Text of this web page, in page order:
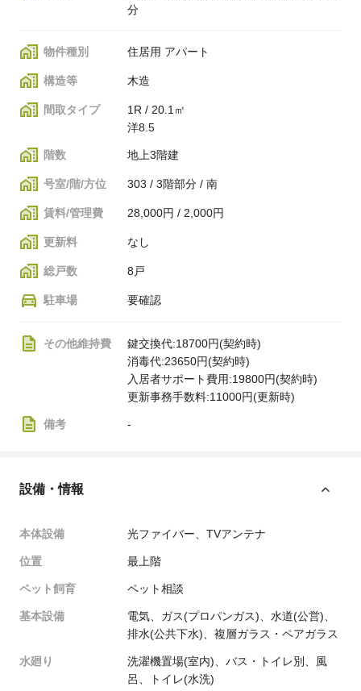
分
物件種別 住居用 アパート
構造等 木造
間取タイプ
1R / 20.1㎡
洋8.5
階数 地上3階建
号室/階/方位 303 / 3階部分 / 南
賃料/管理費 28,000円 / 2,000円
更新料 なし
総戸数 8戸
駐車場 要確認
その他維持費
鍵交換代:18700円(契約時)
消毒代:23650円(契約時)
入居者サポート費用:19800円(契約時)
更新事務手数料:11000円(更新時)
備考 -
設備・情報
本体設備 光ファイバー、TVアンテナ
位置 最上階
ペット飼育 ペット相談
基本設備
電気、ガス(プロパンガス)、水道(公営)、
排水(公共下水)、複層ガラス・ペアガラス
水廻り
洗濯機置場(室内)、バス・トイレ別、風
呂、トイレ(水洗)